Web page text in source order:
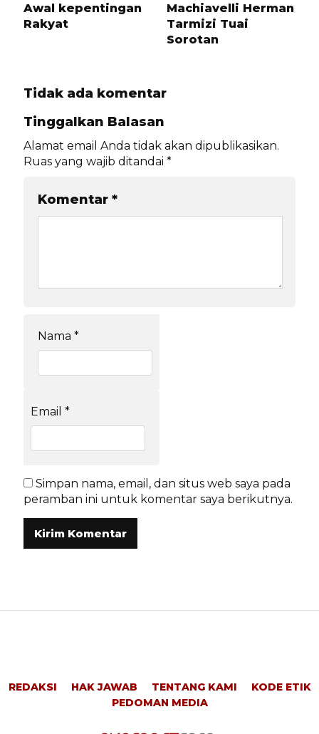
Awal kepentingan
Rakyat
Machiavelli Herman
Tarmizi Tuai
Sorotan
Tidak ada komentar
Tinggalkan Balasan
Alamat email Anda tidak akan dipublikasikan.
Ruas yang wajib ditandai *
Komentar *
Nama *
Email *
Simpan nama, email, dan situs web saya pada
peramban ini untuk komentar saya berikutnya.
REDAKSI HAK JAWAB TENTANG KAMI
KODE ETIK
PEDOMAN MEDIA